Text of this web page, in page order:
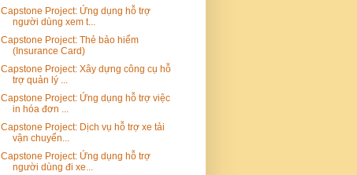
Capstone Project: Ứng dụng hỗ trợ
người dùng xem t...
Capstone Project: Thẻ bảo hiểm
(Insurance Card)
Capstone Project: Xây dựng công cụ hỗ
trợ quản lý ...
Capstone Project: Ứng dụng hỗ trợ việc
in hóa đơn ...
Capstone Project: Dịch vụ hỗ trợ xe tải
vận chuyển...
Capstone Project: Ứng dụng hỗ trợ
người dùng đi xe...